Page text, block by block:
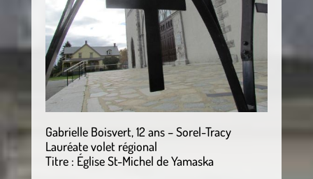
Gabrielle Boisvert, 12 ans – Sorel-Tracy
Lauréate volet régional
Titre : Église St-Michel de Yamaska